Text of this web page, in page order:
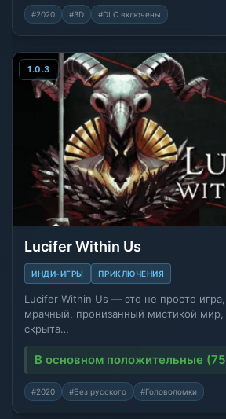
#2020 #3D #DLC включены
1.0.3
Lucifer Within Us
ИНДИ-ИГРЫ ПРИКЛЮЧЕНИЯ
Lucifer Within Us — это не просто
мрачный, пронизанный мистикой мир,
скрыта…
В основном положительные
#2020 #Без русского #Головоломки